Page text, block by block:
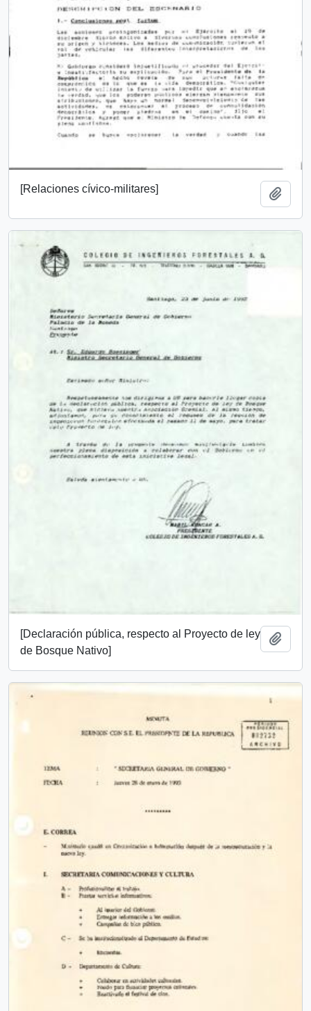
[Relaciones cívico-militares]
[Declaración pública, respecto al Proyecto de ley
de Bosque Nativo]